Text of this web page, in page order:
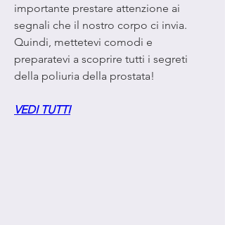
importante prestare attenzione ai
segnali che il nostro corpo ci invia.
Quindi, mettetevi comodi e
preparatevi a scoprire tutti i segreti
della poliuria della prostata!
VEDI TUTTI